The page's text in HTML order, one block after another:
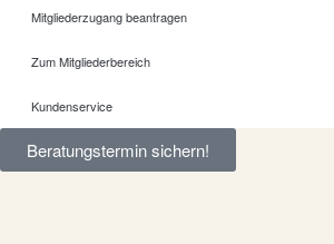
Mitgliederzugang beantragen
Zum Mitgliederbereich
Kundenservice
Beratungstermin sichern!